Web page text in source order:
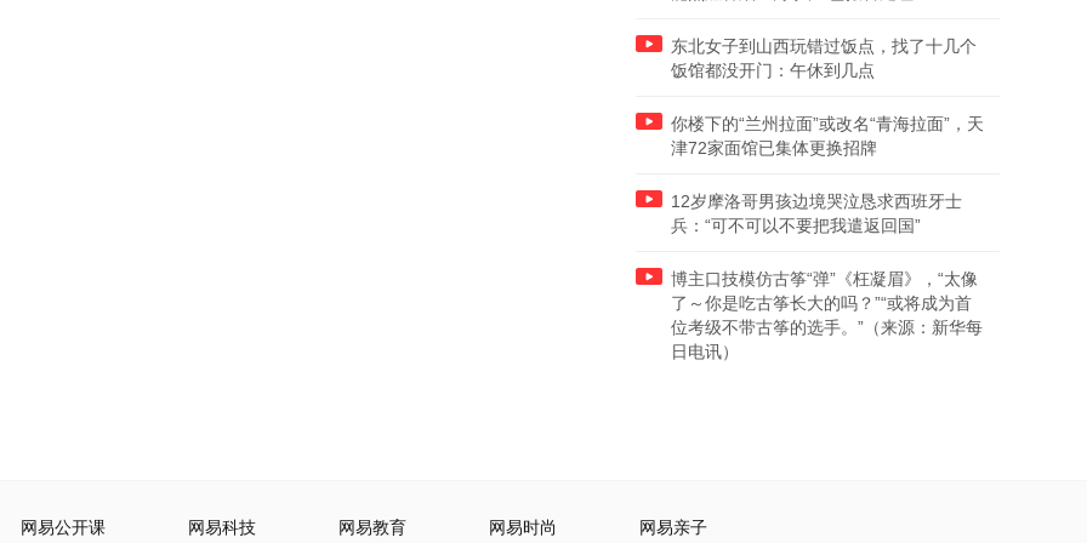
东北女子到山西玩错过饭点，找了十几个
饭馆都没开门：午休到几点
你楼下的“兰州拉面”或改名“青海拉面”，天
津72家面馆已集体更换招牌
12岁摩洛哥男孩边境哭泣恳求西班牙士
兵：“可不可以不要把我遣返回国”
博主口技模仿古筝“弹”《枉凝眉》，“太像
了～你是吃古筝长大的吗？”“或将成为首
位考级不带古筝的选手。”（来源：新华每
日电讯）
网易公开课 网易科技 网易教育 网易时尚 网易亲子